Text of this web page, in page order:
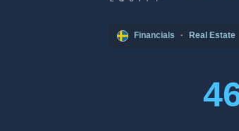
Financials · Real Estate